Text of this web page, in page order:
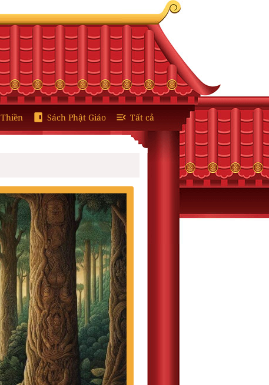
Thiền Sách Phật Giáo Tất cả